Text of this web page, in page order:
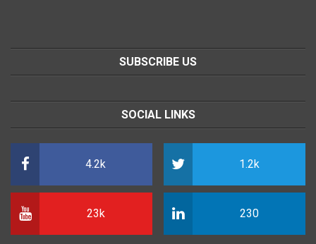
SUBSCRIBE US
SOCIAL LINKS
4.2k 1.2k
23k 230